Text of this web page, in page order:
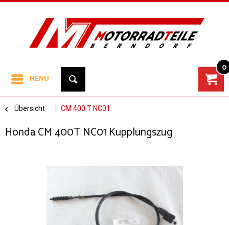
MENÜ
0
Übersicht CM 400 T NC01
Honda CM 400T NC01 Kupplungszug